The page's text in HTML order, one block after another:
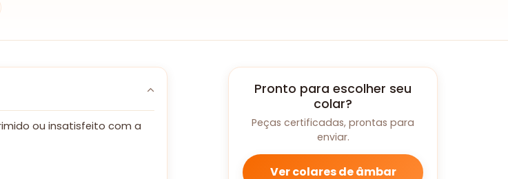
ou insatisfeito com a
Pronto para escolher seu
colar?
Peças certificadas, prontas para
enviar.
Ver colares de âmbar